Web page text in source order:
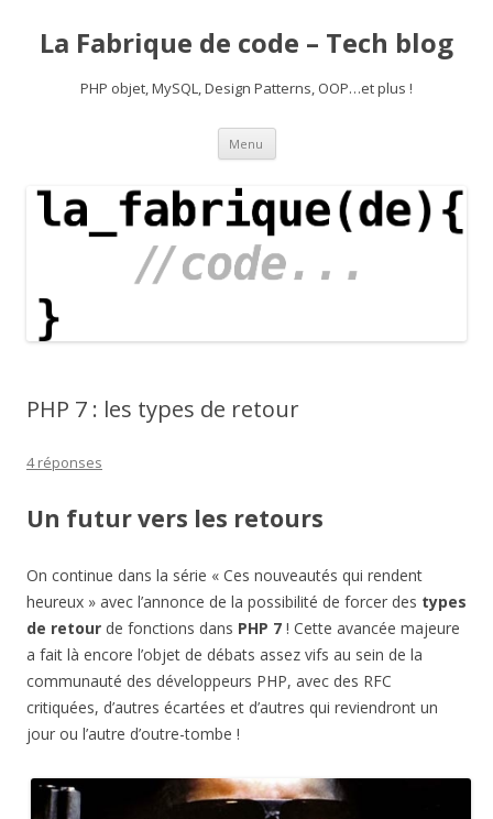
La Fabrique de code – Tech blog
PHP objet, MySQL, Design Patterns, OOP…et plus !
Menu Aller
contenu
PHP 7 : les types de retour
4 réponses
Un futur vers les retours
On continue dans la série « Ces nouveautés qui rendent
heureux » avec l’annonce de la possibilité de forcer des types
de retour de fonctions dans PHP 7 ! Cette avancée majeure
a fait là encore l’objet de débats assez vifs au sein de la
communauté des développeurs PHP, avec des RFC
critiquées, d’autres écartées et d’autres qui reviendront un
jour ou l’autre d’outre-tombe !